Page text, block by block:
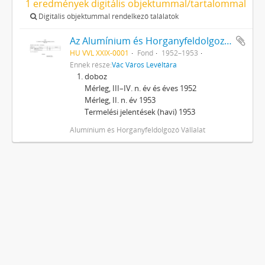
1 eredmények digitális objektummal/tartalommal
Digitális objektummal rendelkező találatok
Az Alumínium és Horganyfeldolgozó Vállalat, Vác iratai
HU VVL XXIX-0001 Fond
1952–1953
Ennek része:Vác Város Levéltára
doboz
Mérleg, III–IV. n. év és éves 1952
Mérleg, II. n. év 1953
Termelési jelentések (havi) 1953
Alumínium és Horganyfeldolgozó Vállalat